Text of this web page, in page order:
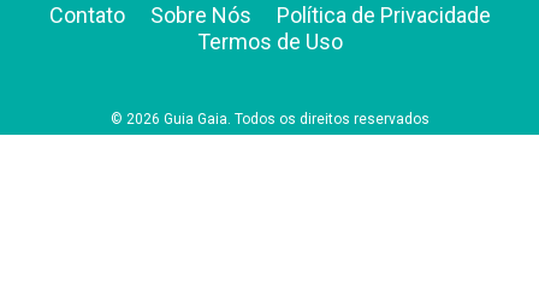
Contato Sobre Nós
Política de Privacidade
Termos de Uso
© 2026 Guia Gaia. Todos os direitos reservados